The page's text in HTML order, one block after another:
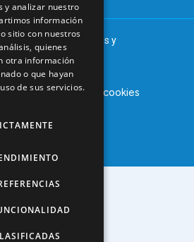
Oficial de Odontólogos y
Política de cookies
y analizar nuestro
información
sitio con nuestros
quienes
otra información
o que hayan
de sus servicios.